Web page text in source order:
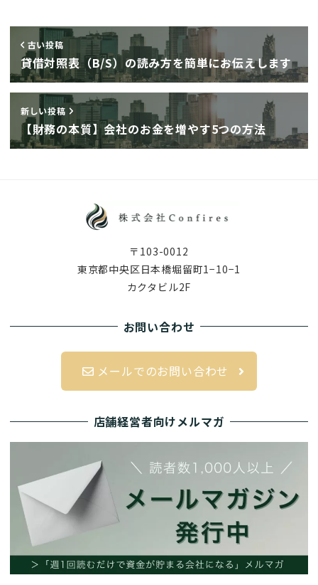
古い投稿
貸借対照表（B/S）の読み方を簡単にお伝えします
新しい投稿
【財務の本質】会社のお金を増やす5つの方法
〒103-0012
東京都中央区日本橋堀留町1−10−1
カクタビル2F
お問い合わせ
メールでのお問い合わせ
店舗経営者向けメルマガ